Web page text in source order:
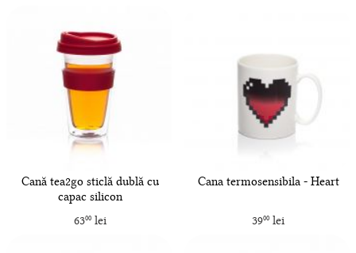
Cană tea2go sticlă dublă cu
capac silicon
6300lei
Cana termosensibila - Heart
3900lei